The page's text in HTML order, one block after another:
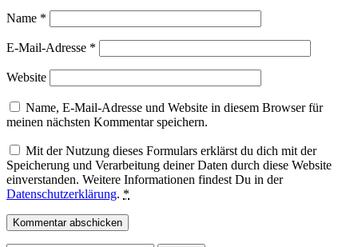
Name *
E-Mail-Adresse *
Website
Name, E-Mail-Adresse und Website in diesem Browser für
meinen nächsten Kommentar speichern.
Mit der Nutzung dieses Formulars erklärst du dich mit der
Speicherung und Verarbeitung deiner Daten durch diese Website
einverstanden. Weitere Informationen findest Du in der
Datenschutzerklärung. *